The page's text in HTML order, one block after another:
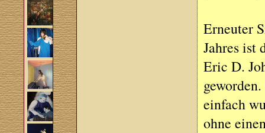
Erneuter
Jahres ist
Eric D.
einfach
ohne